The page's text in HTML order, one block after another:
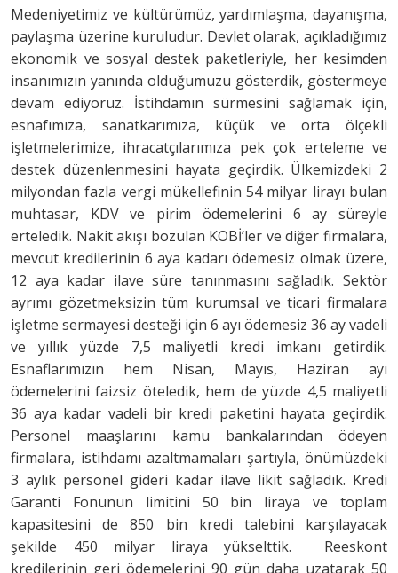
Medeniyetimiz ve kültürümüz, yardımlaşma, dayanışma,
paylaşma üzerine kuruludur. Devlet olarak, açıkladığımız
ekonomik ve sosyal destek paketleriyle, her kesimden
insanımızın yanında olduğumuzu gösterdik, göstermeye
devam ediyoruz. İstihdamın sürmesini sağlamak için,
esnafımıza, sanatkarımıza, küçük ve orta ölçekli
işletmelerimize, ihracatçılarımıza pek çok erteleme ve
destek düzenlenmesini hayata geçirdik. Ülkemizdeki 2
milyondan fazla vergi mükellefinin 54 milyar lirayı bulan
muhtasar, KDV ve pirim ödemelerini 6 ay süreyle
erteledik. Nakit akışı bozulan KOBİ’ler ve diğer firmalara,
mevcut kredilerinin 6 aya kadarı ödemesiz olmak üzere,
12 aya kadar ilave süre tanınmasını sağladık. Sektör
ayrımı gözetmeksizin tüm kurumsal ve ticari firmalara
işletme sermayesi desteği için 6 ayı ödemesiz 36 ay vadeli
ve yıllık yüzde 7,5 maliyetli kredi imkanı getirdik.
Esnaflarımızın hem Nisan, Mayıs, Haziran ayı
ödemelerini faizsiz öteledik, hem de yüzde 4,5 maliyetli
36 aya kadar vadeli bir kredi paketini hayata geçirdik.
Personel maaşlarını kamu bankalarından ödeyen
firmalara, istihdamı azaltmamaları şartıyla, önümüzdeki
3 aylık personel gideri kadar ilave likit sağladık. Kredi
Garanti Fonunun limitini 50 bin liraya ve toplam
kapasitesini de 850 bin kredi talebini karşılayacak
şekilde 450 milyar liraya yükselttik. Reeskont
kredilerinin geri ödemelerini 90 gün daha uzatarak 50